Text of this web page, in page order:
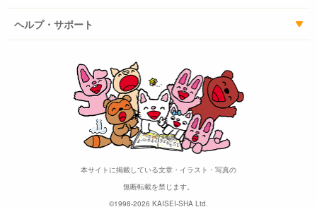
ヘルプ・サポート
本サイトに掲載している文章・イラスト・写真の
無断転載を禁じます。
©1998-2026 KAISEI-SHA Ltd.